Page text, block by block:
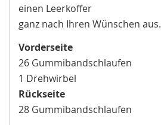
einen Leerkoffer
ganz nach Ihren Wünschen aus.
Vorderseite
26 Gummibandschlaufen
1 Drehwirbel
Rückseite
28 Gummibandschlaufen